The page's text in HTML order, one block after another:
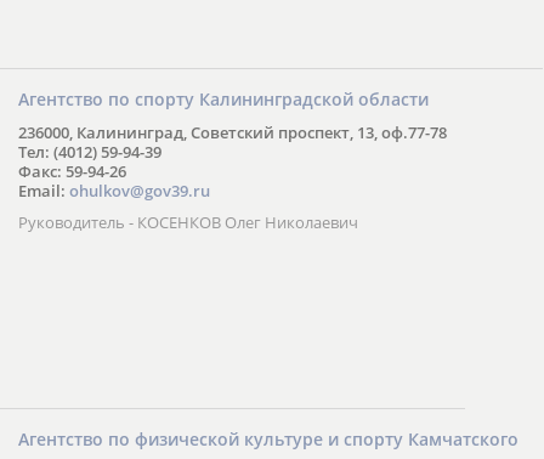
Агентство по спорту Калининградской области
236000, Калининград, Советский проспект, 13, оф.77-78
Тел: (4012) 59-94-39
Факс: 59-94-26
Email: ohulkov@gov39.ru
Руководитель - КОСЕНКОВ Олег Николаевич
Агентство по физической культуре и спорту Камчатского